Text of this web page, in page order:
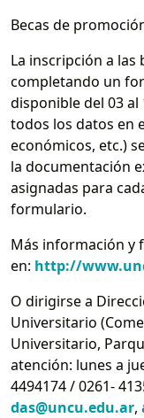
Becas de
La inscripción a las
completando un
disponible del 03
todos los datos en
económicos, etc.)
la documentación
asignadas para
formulario.
Más información y
en: http://
O dirigirse a
Universitario
Universitario,
atención: lunes a
4494174 / 0261-
das@uncu.edu.ar,